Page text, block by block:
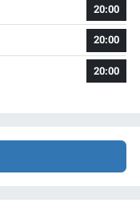
20:00
20:00
20:00